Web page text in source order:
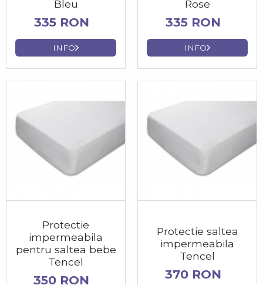
Bleu
335 RON
INFO
Rose
335 RON
INFO
Protectie
impermeabila
pentru saltea bebe
Tencel
350 RON
Protectie saltea
impermeabila
Tencel
370 RON